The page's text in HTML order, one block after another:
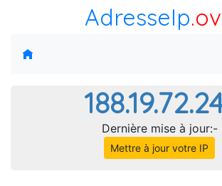
AdresseIp
Dernière mise à jour:-
Mettre à jour votre IP